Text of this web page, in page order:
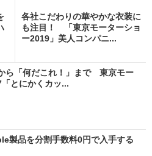
各社こだわりの華やかな衣装に
も注目！ 「東京モーターショ
ー2019」美人コンパニ...
ら「何だこれ！」まで 東京モー
とにかくカッ...
製品を分割手数料0円で入手する